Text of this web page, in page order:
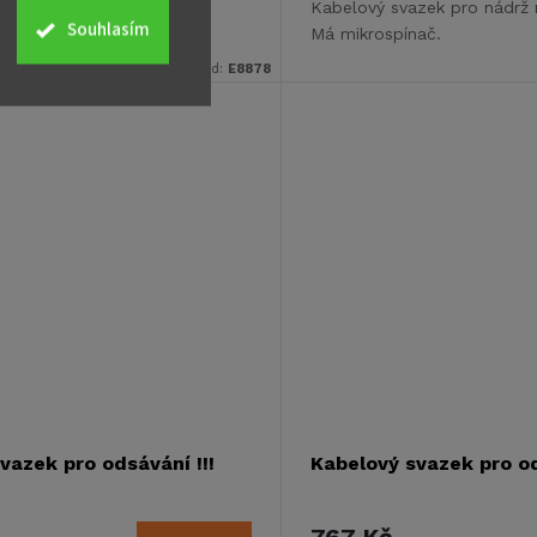
Souhlasím
Kód: E8878
Kabelový svazek pro nádrž
Má mikrospínač.
pro odsávání !!! Kabelový svazek pro